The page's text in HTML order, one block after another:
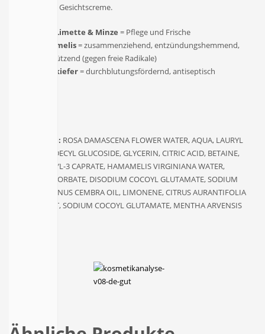
Auftragen der Gesichtscreme.
Rose, Limette & Minze = Pflege und Frische
Hamamelis= zusammenziehend, entzündungshemmend,
zellschützend (gegen freie Radikale)
Zirbelkiefer= durchblutungsfördernd, antiseptisch
Inhaltsstoffe: ROSA DAMASCENA FLOWER WATER, AQUA, LAURYL
GLUCOSIDE, DECYL GLUCOSIDE, GLYCERIN, CITRIC ACID, BETAINE,
POLYGLYCERYL-3 CAPRATE, HAMAMELIS VIRGINIANA WATER,
POTASSIUM SORBATE, DISODIUM COCOYL GLUTAMATE, SODIUM
BENZOATE, PINUS CEMBRA OIL, LIMONENE, CITRUS AURANTIFOLIA
PEEL EXTRACT, SODIUM COCOYL GLUTAMATE, MENTHA ARVENSIS